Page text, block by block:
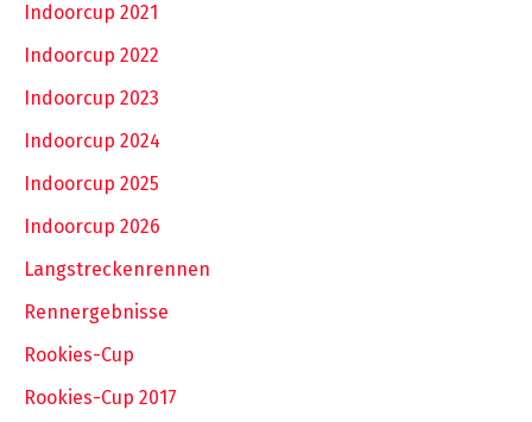
Indoorcup 2021
Indoorcup 2022
Indoorcup 2023
Indoorcup 2024
Indoorcup 2025
Indoorcup 2026
Langstreckenrennen
Rennergebnisse
Rookies-Cup
Rookies-Cup 2017